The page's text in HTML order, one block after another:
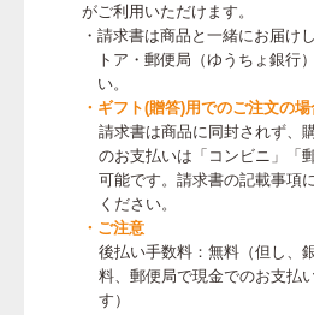
がご利用いただけます。
・請求書は商品と一緒にお届け
トア・郵便局（ゆうちょ銀行
い。
・ギフト(贈答)用でのご注文の場
請求書は商品に同封されず、
のお支払いは「コンビニ」「
可能です。請求書の記載事項
ください。
・ご注意
後払い手数料：無料（但し、
料、郵便局で現金でのお支払
す）